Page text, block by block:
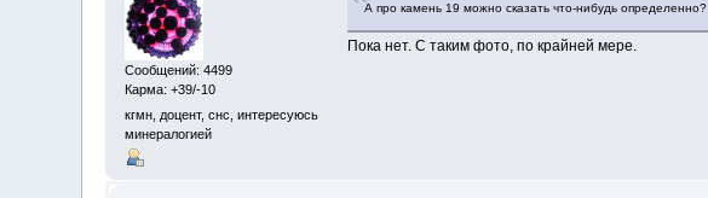
Сообщений: 4499
Карма: +39/-10
кгмн, доцент, снс, интересуюсь
минералогией
А про камень 19 можно сказать что-нибудь определенно?
Пока нет. С таким фото, по крайней мере.